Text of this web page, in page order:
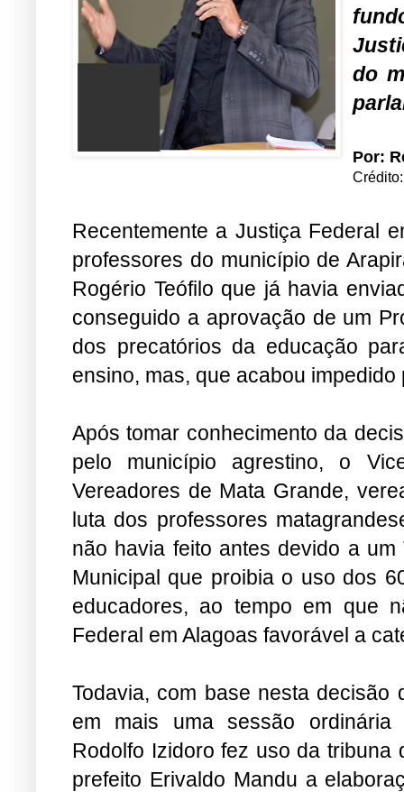
do
Por:
Recentemente a Justiça Federal
professores do município de
Rogério Teófilo que já havia
conseguido a aprovação de um
dos precatórios da educação
ensino, mas, que acabou
Após tomar conhecimento da
pelo município agrestino, o
Vereadores de Mata Grande,
luta dos professores
não havia feito antes devido a
Municipal que proibia o uso dos
educadores, ao tempo em que
Federal em Alagoas favorável a
Todavia, com base nesta decisão
em mais uma sessão ordinária
Rodolfo Izidoro fez uso da
prefeito Erivaldo Mandu a